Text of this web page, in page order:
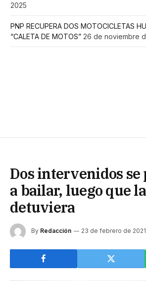
2025
PNP RECUPERA DOS MOTOCICLETAS
“CALETA DE MOTOS” 26 de noviembre
Dos intervenidos se
a bailar, luego que
detuviera
By Redacción 23 de febrero de 2021